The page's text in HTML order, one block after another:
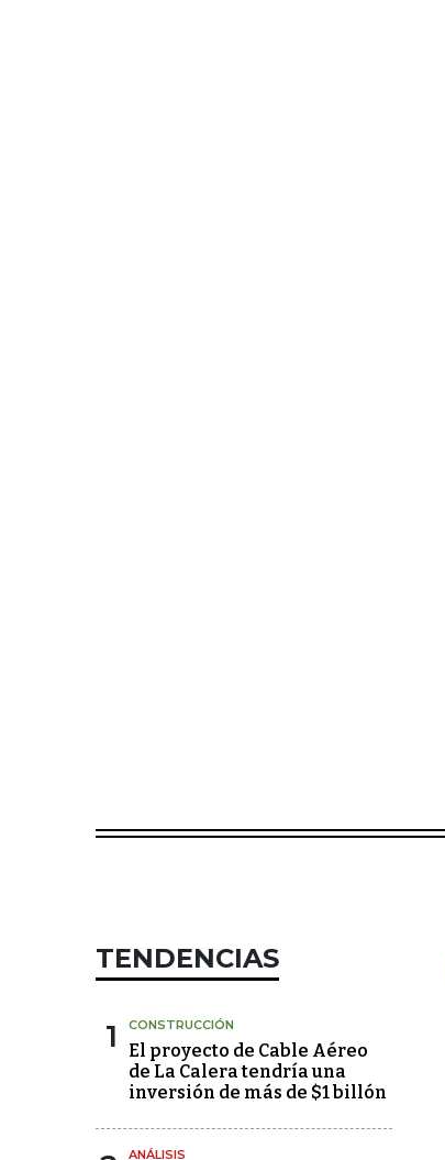
TENDENCIAS
1 CONSTRUCCIÓN
El proyecto de Cable Aéreo
de La Calera tendría una
inversión de más de $1 billón
ANÁLISIS